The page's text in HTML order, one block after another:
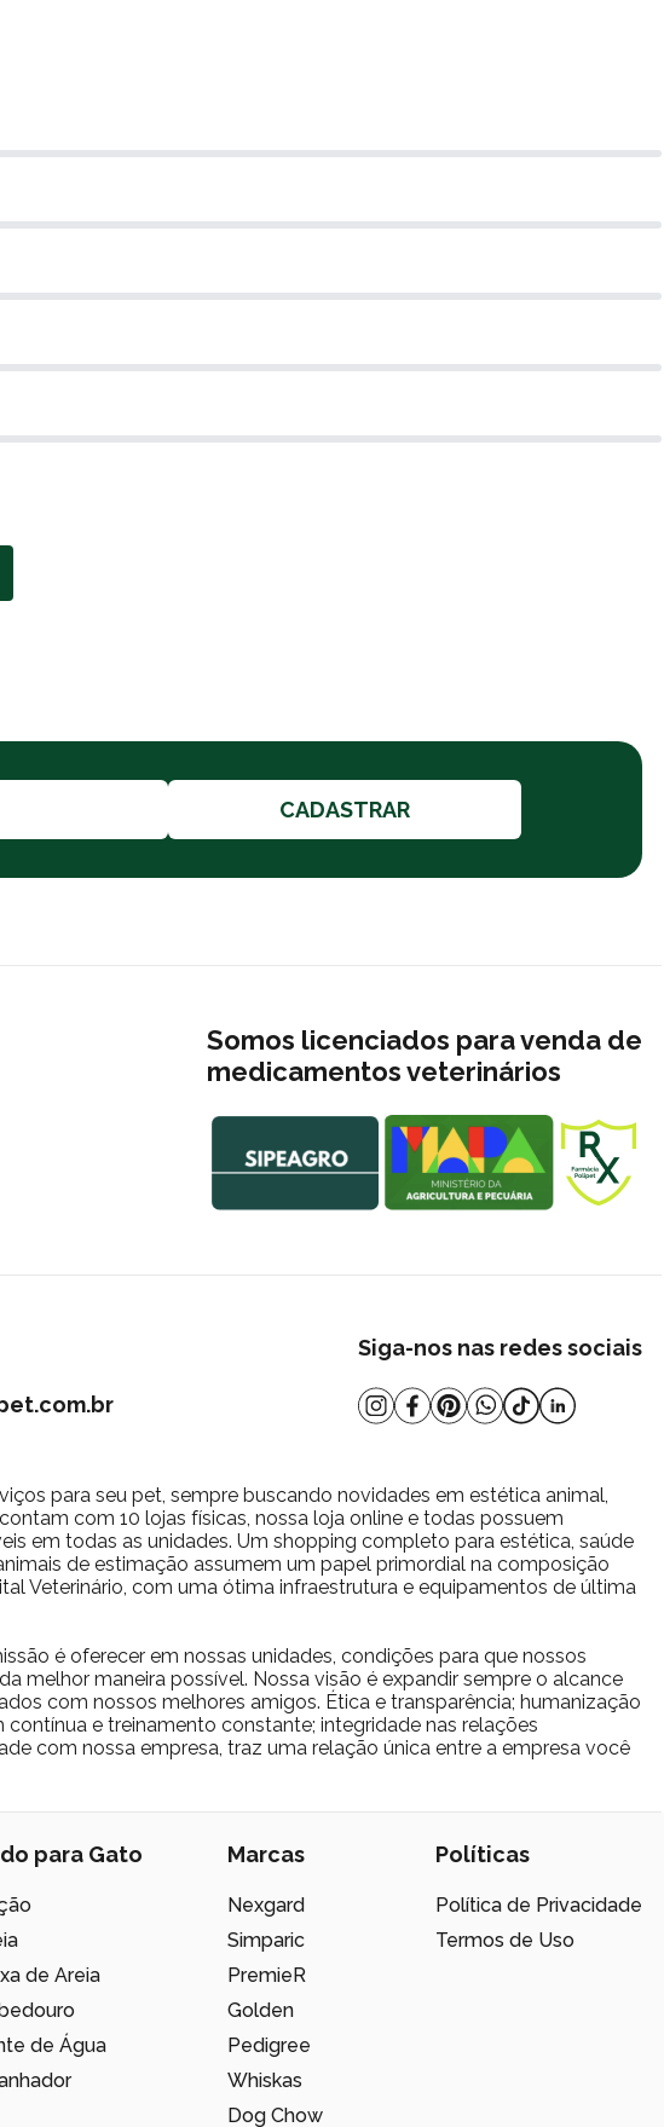
CADASTRAR
Somos licenciados para venda de
medicamentos veterinários
Siga-nos nas redes sociais
para seu pet, sempre buscando novidades em estética animal,
com 10 lojas físicas, nossa loja online e todas possuem
em todas as unidades. Um shopping completo para estética, saúde
de estimação assumem um papel primordial na composição
Veterinário, com uma ótima infraestrutura e equipamentos de última
é oferecer em nossas unidades, condições para que nossos
melhor maneira possível. Nossa visão é expandir sempre o alcance
com nossos melhores amigos. Ética e transparência; humanização
e treinamento constante; integridade nas relações
com nossa empresa, traz uma relação única entre a empresa você
para Gato
de Areia
de Água
Marcas
Nexgard
Simparic
PremieR
Golden
Pedigree
Whiskas
Dog Chow
Políticas
Política de Privacidade
Termos de Uso